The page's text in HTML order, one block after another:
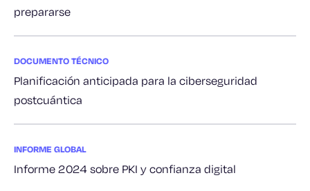
prepararse
DOCUMENTO TÉCNICO
Planificación anticipada para la ciberseguridad
postcuántica
INFORME GLOBAL
Informe 2024 sobre PKI y confianza digital